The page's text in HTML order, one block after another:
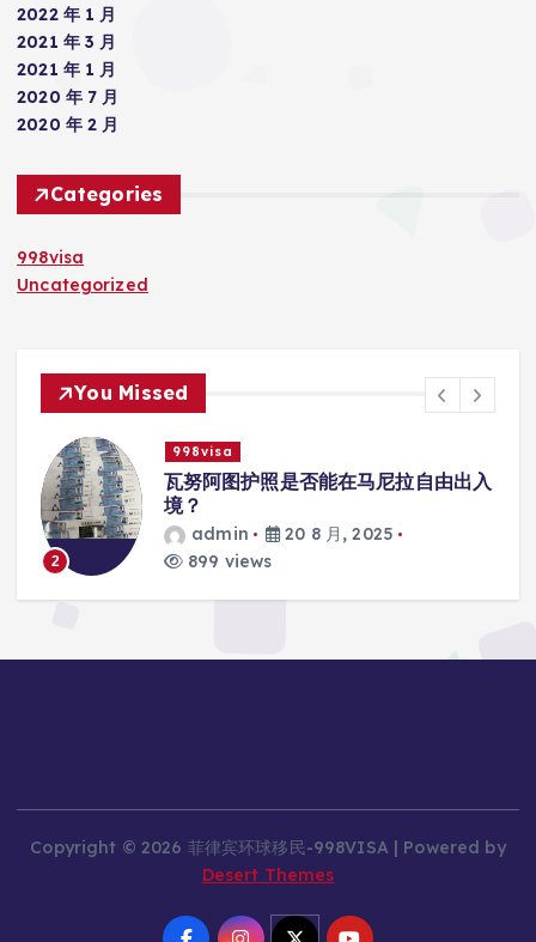
2022 年 1 月
2021 年 3 月
2021 年 1 月
2020 年 7 月
2020 年 2 月
Categories
998visa
Uncategorized
You Missed
3
998visa
瓦努阿图护照是否能在马尼拉使用国际
学校的注册？
admin
20 8 月, 2025
814 views
Copyright © 2026 菲律宾环球移民-998VISA | Powered by
Desert Themes